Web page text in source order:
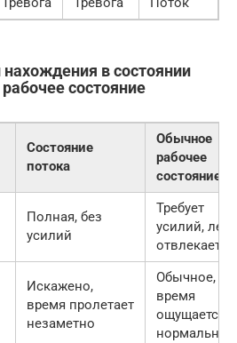
в состоянии
состояние
Состояние
потока
Обычное
рабочее
состояние
Полная, без
усилий
Требует
усилий,
отвлекается
Искажено,
время пролетает
незаметно
Обычное,
время
ощущается
нормально